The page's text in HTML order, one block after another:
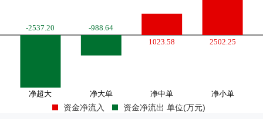
资金净流入 资金净流出 单位(万元)